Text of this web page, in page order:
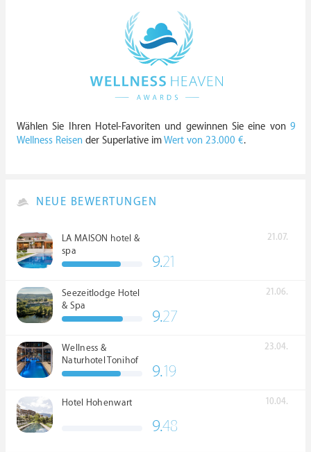
Wählen Sie Ihren Hotel-Favoriten und gewinnen Sie eine von 9
Wellness Reisen der Superlative imWert von 23.000 €.
NEUE BEWERTUNGEN
LA MAISON hotel &
spa
21.07.
9.21
Seezeitlodge Hotel
& Spa
21.06.
9.27
Wellness &
Naturhotel Tonihof
****S
23.04.
9.19
Hotel Hohenwart 10.04.
9.48